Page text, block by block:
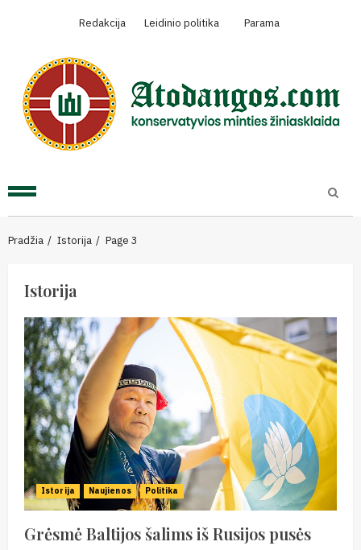
Redakcija Leidinio politika Parama
Primary
Pradžia Istorija Page 3
Istorija
Istorija Naujienos Politika
Grėsmė Baltijos šalims iš Rusijos pusės